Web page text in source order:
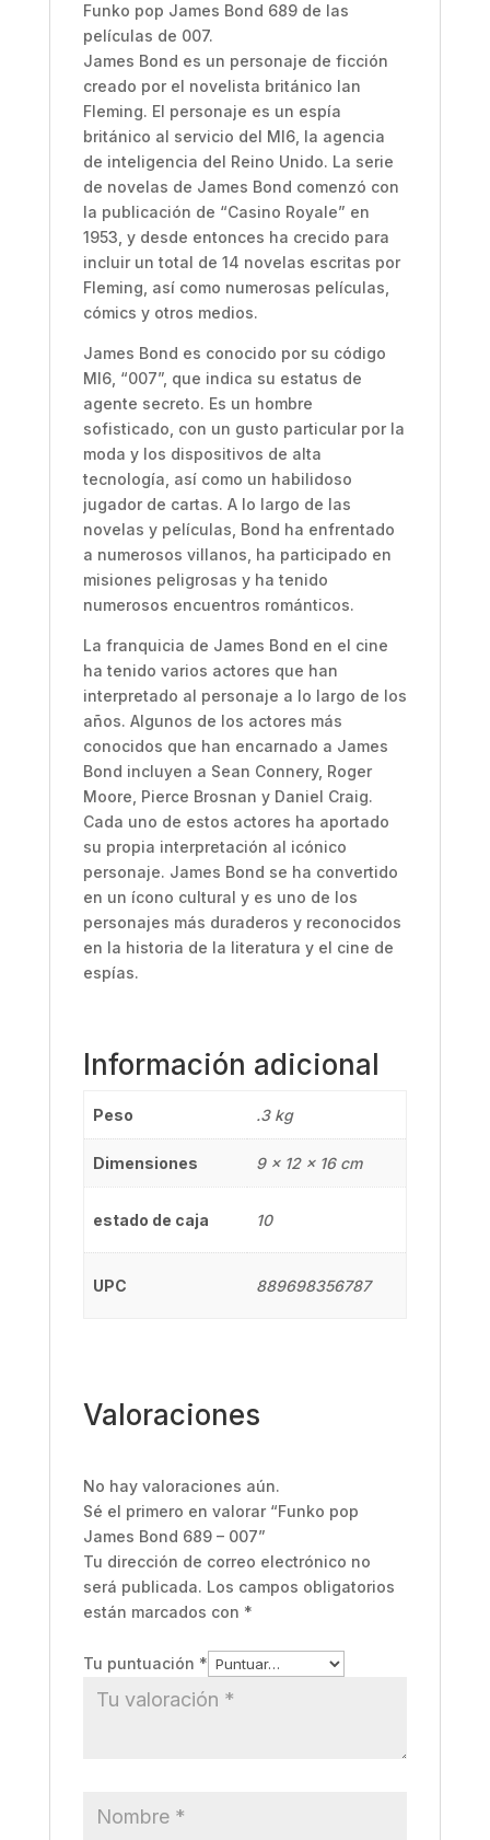
Funko pop James Bond 689 de las
películas de 007.
James Bond es un personaje de ficción
creado por el novelista británico Ian
Fleming. El personaje es un espía
británico al servicio del MI6, la agencia
de inteligencia del Reino Unido. La serie
de novelas de James Bond comenzó con
la publicación de “Casino Royale” en
1953, y desde entonces ha crecido para
incluir un total de 14 novelas escritas por
Fleming, así como numerosas películas,
cómics y otros medios.
James Bond es conocido por su código
MI6, “007”, que indica su estatus de
agente secreto. Es un hombre
sofisticado, con un gusto particular por la
moda y los dispositivos de alta
tecnología, así como un habilidoso
jugador de cartas. A lo largo de las
novelas y películas, Bond ha enfrentado
a numerosos villanos, ha participado en
misiones peligrosas y ha tenido
numerosos encuentros románticos.
La franquicia de James Bond en el cine
ha tenido varios actores que han
interpretado al personaje a lo largo de los
años. Algunos de los actores más
conocidos que han encarnado a James
Bond incluyen a Sean Connery, Roger
Moore, Pierce Brosnan y Daniel Craig.
Cada uno de estos actores ha aportado
su propia interpretación al icónico
personaje. James Bond se ha convertido
en un ícono cultural y es uno de los
personajes más duraderos y reconocidos
en la historia de la literatura y el cine de
espías.
Información adicional
Peso .3 kg
Dimensiones 9 × 12 × 16 cm
estado de caja 10
UPC 889698356787
Valoraciones
No hay valoraciones aún.
Sé el primero en valorar “Funko pop
James Bond 689 – 007”
Tu dirección de correo electrónico no
será publicada. Los campos obligatorios
están marcados con *
Tu puntuación *